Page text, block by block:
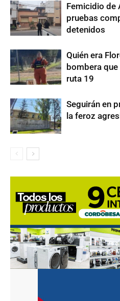
Femicidio de
pruebas
detenidos
Quién era
bombera que
ruta 19
Seguirán en
la feroz